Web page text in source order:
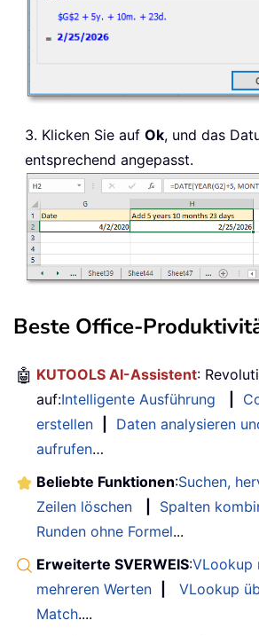
3. Klicken Sie auf Ok, und das
entsprechend angepasst.
Beste Office-
🤖 KUTOOLS AI-Assistent:
auf:Intelligente Ausführung
erstellen
Daten analysieren
aufrufen…
Beliebte Funktionen:Suchen,
Zeilen löschen
Spalten
Runden ohne Formel...
Erweiterte SVERWEIS:VLookup
mehreren Werten
VLookup
Match....